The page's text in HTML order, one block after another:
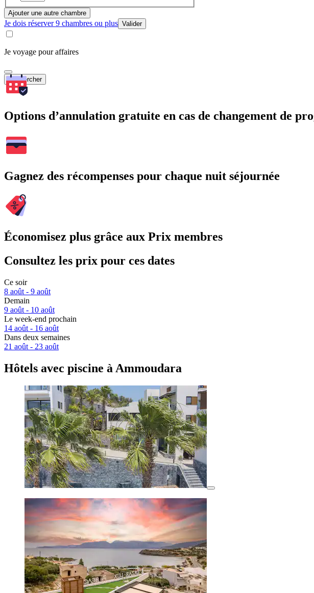
Ajouter une autre chambre
Je dois réserver 9 chambres ou plus Valider
Je voyage pour affaires
Rechercher
Options d’annulation gratuite en cas de changement de
Gagnez des récompenses pour chaque nuit séjournée
Économisez plus grâce aux Prix membres
Consultez les prix pour ces dates
Ce soir
8 août - 9 août
Demain
9 août - 10 août
Le week-end prochain
14 août - 16 août
Dans deux semaines
21 août - 23 août
Hôtels avec piscine à Ammoudara